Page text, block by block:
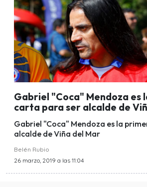
Gabriel "Coca" Mendoza es
carta para ser alcalde de
Gabriel "Coca" Mendoza es la
alcalde de Viña del Mar
Belén Rubio
26 marzo, 2019 a las 11:04